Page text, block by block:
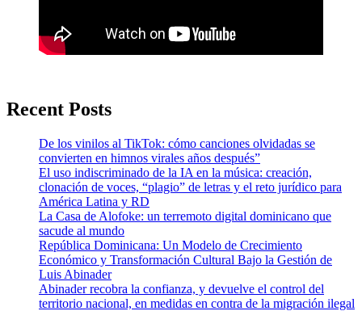
Recent Posts
De los vinilos al TikTok: cómo canciones olvidadas se
convierten en himnos virales años después”
El uso indiscriminado de la IA en la música: creación,
clonación de voces, “plagio” de letras y el reto jurídico para
América Latina y RD
La Casa de Alofoke: un terremoto digital dominicano que
sacude al mundo
República Dominicana: Un Modelo de Crecimiento
Económico y Transformación Cultural Bajo la Gestión de
Luis Abinader
Abinader recobra la confianza, y devuelve el control del
territorio nacional, en medidas en contra de la migración ilegal